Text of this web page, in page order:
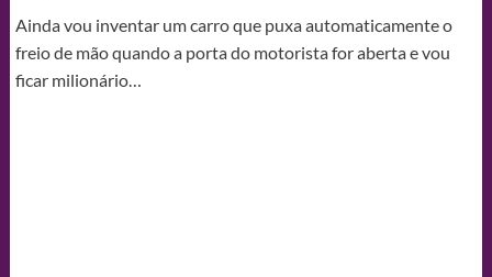
Ainda vou inventar um carro que puxa automaticamente o
freio de mão quando a porta do motorista for aberta e vou
ficar milionário…